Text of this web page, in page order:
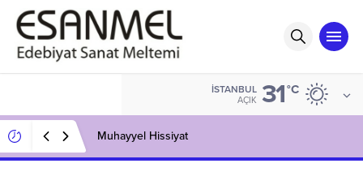
İSTANBUL
AÇIK 31°C
Muhayyel Hissiyat